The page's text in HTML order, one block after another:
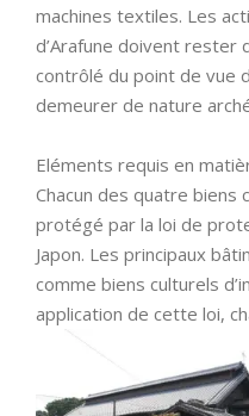
machines textiles. Les
d’Arafune doivent rester
contrôlé du point de vue
demeurer de nature
Eléments requis en
Chacun des quatre biens
protégé par la loi de
Japon. Les principaux
comme biens culturels
application de cette loi,